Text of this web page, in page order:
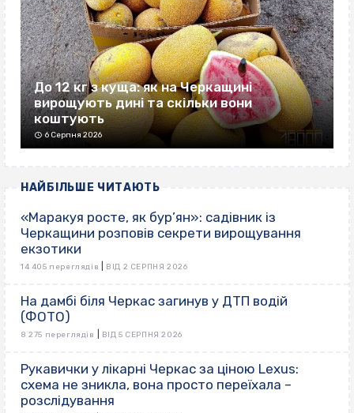
До 12 кг з куща: як на Черкащині
вирощують дині та скільки вони
коштують
6 Серпня 2026
НАЙБІЛЬШЕ ЧИТАЮТЬ
«Маракуя росте, як бур’ян»: садівник із
Черкащини розповів секрети вирощування
екзотики
14 405 переглядів ВІД 2 СЕРПНЯ 2026
На дамбі біля Черкас загинув у ДТП водій
(ФОТО)
8 275 переглядів ВІД 5 СЕРПНЯ 2026
Рукавички у лікарні Черкас за ціною Lexus:
схема не зникла, вона просто переїхала –
розслідування